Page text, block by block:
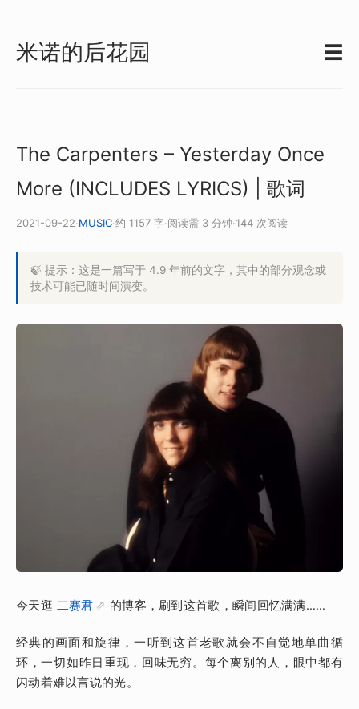
米诺的后花园 ☰
The Carpenters – Yesterday Once
More (INCLUDES LYRICS) | 歌词
2021-09-22·MUSIC·约 1157 字·阅读需 3 分钟·144 次阅读
🍃 提示：这是一篇写于 4.9 年前的文字，其中的部分观念或
技术可能已随时间演变。
今天逛 二赛君 的博客，刷到这首歌，瞬间回忆满满……
经典的画面和旋律，一听到这首老歌就会不自觉地单曲循
环，一切如昨日重现，回味无穷。每个离别的人，眼中都有
闪动着难以言说的光。